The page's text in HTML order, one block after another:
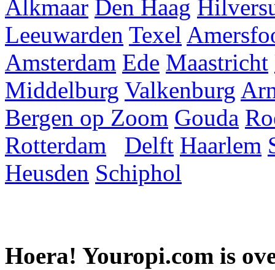
Alkmaar Den Haag
Leeuwarden Texel
Amsterdam Ede Maastricht
Middelburg Valkenburg
Bergen op Zoom Gouda
Rotterdam
Delft Haarlem
Heusden Schiphol
Hoera! Youropi.com is